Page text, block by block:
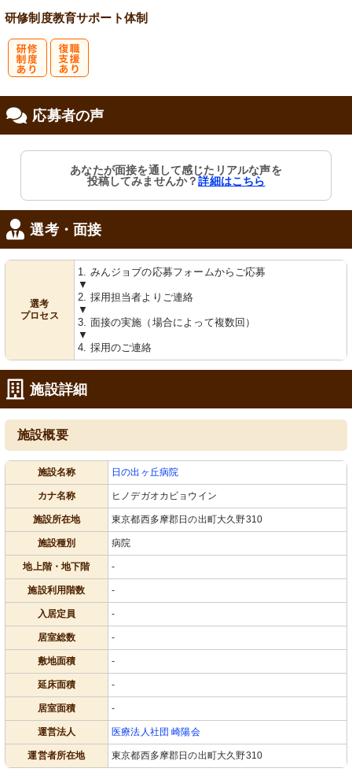
研修制度教育サポート体制
応募者の声
あなたが面接を通して感じたリアルな声を
投稿してみませんか？詳細はこちら
選考・面接
選考
プロセス
1. みんジョブの応募フォームからご応募
▼
2. 採用担当者よりご連絡
▼
3. 面接の実施（場合によって複数回）
▼
4. 採用のご連絡
施設詳細
施設概要
施設名称 日の出ヶ丘病院
カナ名称 ヒノデガオカビョウイン
施設所在地 東京都西多摩郡日の出町大久野310
施設種別 病院
地上階・地下階 -
施設利用階数 -
入居定員 -
居室総数 -
敷地面積 -
延床面積 -
居室面積 -
運営法人 医療法人社団 崎陽会
運営者所在地 東京都西多摩郡日の出町大久野310